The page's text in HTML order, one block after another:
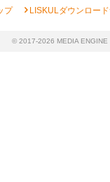
プ chevron_rightLISKULダウンロー
© 2017-2026 MEDIA ENGINE